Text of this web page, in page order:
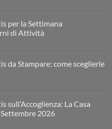
per la Settimana
di Attività
da Stampare: come sceglierle
sull’Accoglienza: La Casa
2026